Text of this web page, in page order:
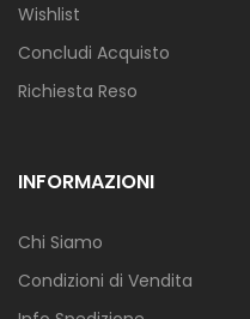
Wishlist
Concludi Acquisto
Richiesta Reso
INFORMAZIONI
Chi Siamo
Condizioni di Vendita